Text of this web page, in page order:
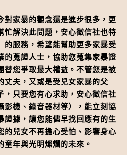
對家暴的觀念還是進步很多，更
忙解決此問題，安心徵信社也特
的服務，希望能幫助更多家暴受
的蒐證人士，協助您蒐集家暴證
替您爭取最大權益。不管您是被
丈夫，又或是受兒女家暴的父
，只要您有心求助，安心徵信社
影機、錄音器材等），能立刻協
證據，讓您能儘早找回應有的生
的兒女不再擔心受怕、影響身心
童年與光明燦爛的未來。